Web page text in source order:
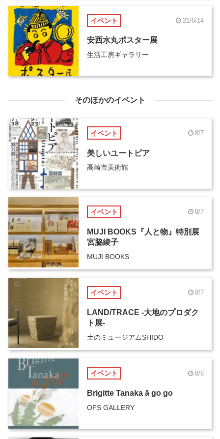
イベント 21/6/14
安西水丸ポスター展
生活工房ギャラリー
そのほかのイベント
イベント 8/7
美しいユートピア
高崎市美術館
イベント 8/7
MUJI BOOKS『人と物』特別展
宮脇綾子
MUJI BOOKS
イベント 8/7
LAND/TRACE -大地のプロダク
ト展-
土のミュージアムSHIDO
イベント 8/6
Brigitte Tanaka ā go go
OFS GALLERY